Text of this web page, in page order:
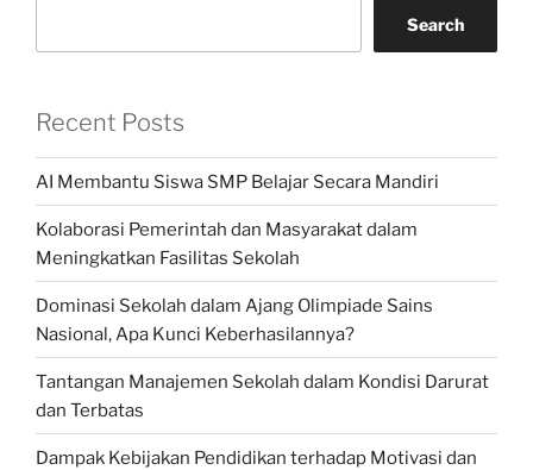
Search
Recent Posts
AI Membantu Siswa SMP Belajar Secara Mandiri
Kolaborasi Pemerintah dan Masyarakat dalam
Meningkatkan Fasilitas Sekolah
Dominasi Sekolah dalam Ajang Olimpiade Sains
Nasional, Apa Kunci Keberhasilannya?
Tantangan Manajemen Sekolah dalam Kondisi Darurat
dan Terbatas
Dampak Kebijakan Pendidikan terhadap Motivasi dan